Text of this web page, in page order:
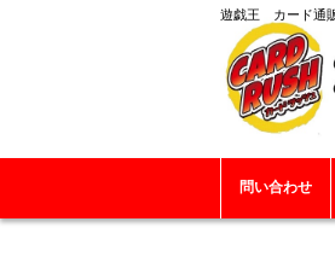
遊戯王 カード通
問い合わせ